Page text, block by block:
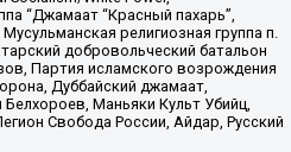
“Джамаат “Красный пахарь”,
религиозная группа п.
добровольческий батальон
Партия исламского возрождения
Дуббайский джамаат,
Маньяки Культ Убийц,
Свобода России, Айдар, Русский